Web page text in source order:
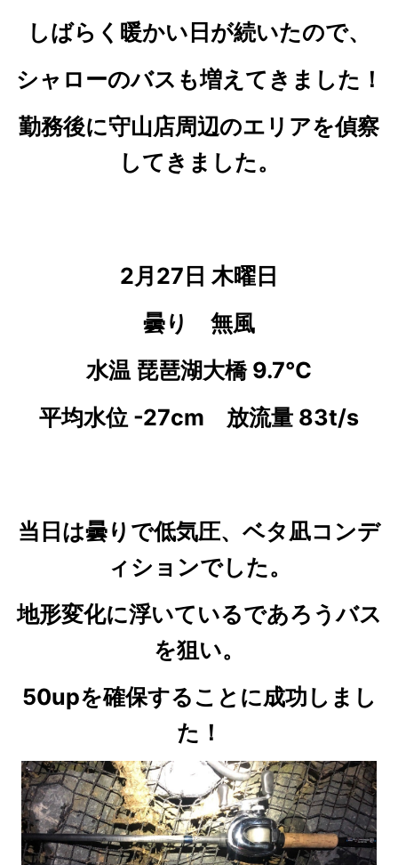
しばらく暖かい日が続いたので、
シャローのバスも増えてきました！
勤務後に守山店周辺のエリアを偵察
してきました。
2月27日 木曜日
曇り 無風
水温 琵琶湖大橋 9.7℃
平均水位 -27cm 放流量 83t/s
当日は曇りで低気圧、ベタ凪コンデ
ィションでした。
地形変化に浮いているであろうバス
を狙い。
50upを確保することに成功しまし
た！